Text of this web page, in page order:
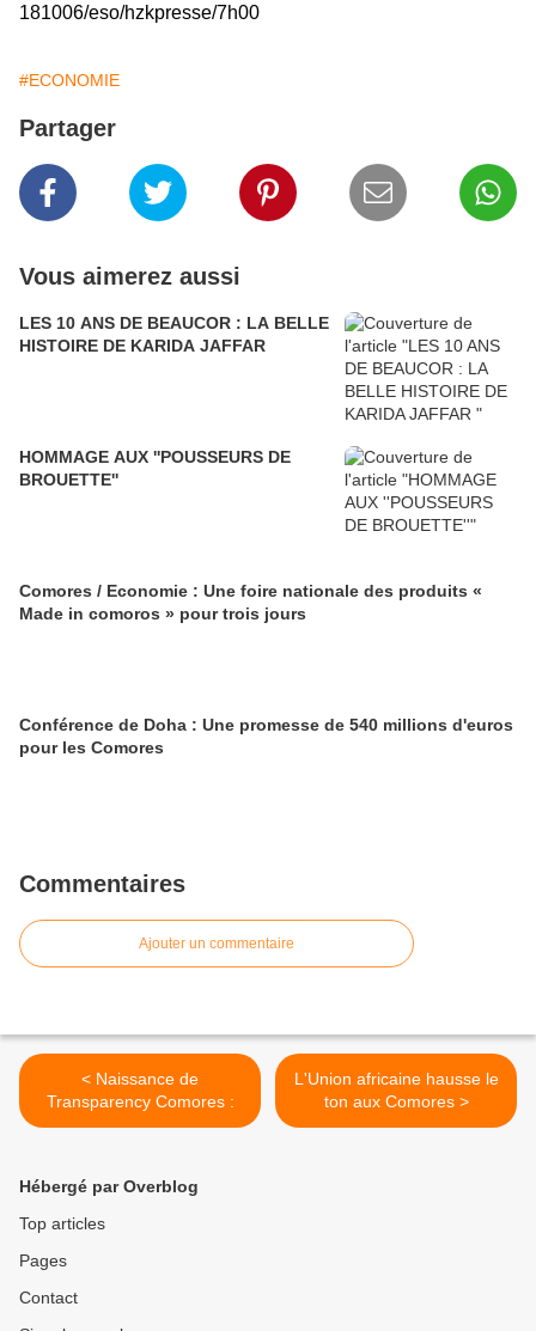
181006/eso/hzkpresse/7h00
#ECONOMIE
Partager
Vous aimerez aussi
LES 10 ANS DE BEAUCOR : LA BELLE
HISTOIRE DE KARIDA JAFFAR
HOMMAGE AUX ''POUSSEURS DE
BROUETTE''
Comores / Economie : Une foire nationale des produits «
Made in comoros » pour trois jours
Conférence de Doha : Une promesse de 540 millions d'euros
pour les Comores
Commentaires
Ajouter un commentaire
< Naissance de
Transparency Comores :
L'Union africaine hausse le
ton aux Comores >
Hébergé par Overblog
Top articles
Pages
Contact